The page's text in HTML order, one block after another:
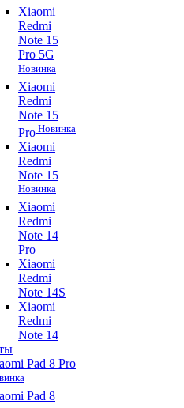
Xiaomi
Redmi
Note 15
Pro 5G
Новинка
Xiaomi
Redmi
Note 15
Pro Новинка
Xiaomi
Redmi
Note 15
Новинка
Xiaomi
Redmi
Note 14
Pro
Xiaomi
Redmi
Note 14S
Xiaomi
Redmi
Note 14
Pad 8 Pro
Pad 8